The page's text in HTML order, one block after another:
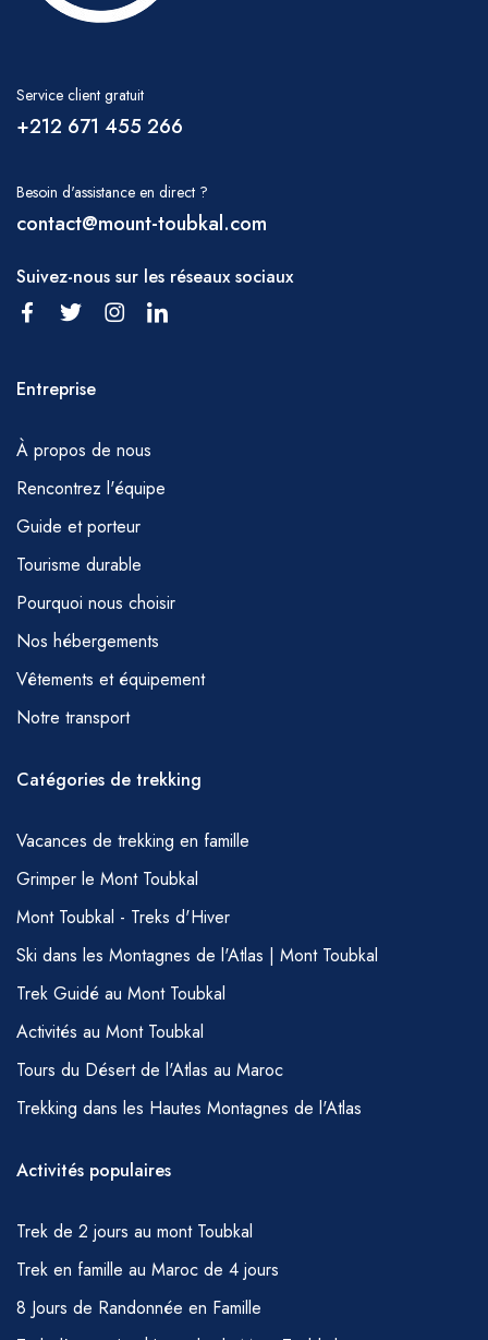
Service client gratuit
+212 671 455 266
Besoin d'assistance en direct ?
contact@mount-toubkal.com
Suivez-nous sur les réseaux sociaux
Entreprise
À propos de nous
Rencontrez l'équipe
Guide et porteur
Tourisme durable
Pourquoi nous choisir
Nos hébergements
Vêtements et équipement
Notre transport
Catégories de trekking
Vacances de trekking en famille
Grimper le Mont Toubkal
Mont Toubkal - Treks d'Hiver
Ski dans les Montagnes de l'Atlas | Mont Toubkal
Trek Guidé au Mont Toubkal
Activités au Mont Toubkal
Tours du Désert de l'Atlas au Maroc
Trekking dans les Hautes Montagnes de l'Atlas
Activités populaires
Trek de 2 jours au mont Toubkal
Trek en famille au Maroc de 4 jours
8 Jours de Randonnée en Famille